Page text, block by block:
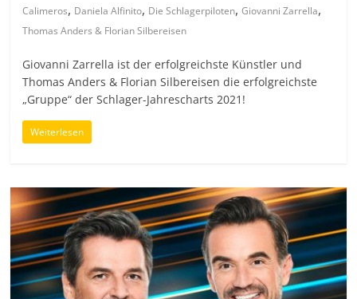
Calimeros, Daniela Alfinito, Die Schlagerpiloten,Giovanni Zarrella,
Thomas Anders & Florian Silbereisen
Giovanni Zarrella ist der erfolgreichste Künstler und
Thomas Anders & Florian Silbereisen die erfolgreichste
„Gruppe“ der Schlager-Jahrescharts 2021!
Weiterlesen